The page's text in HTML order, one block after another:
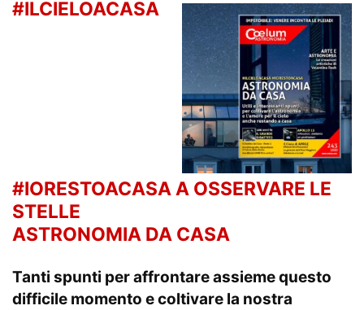
#ILCIELOACASA
#IORESTOACASA A OSSERVARE LE
STELLE
ASTRONOMIA DA CASA
Tanti spunti per affrontare assieme questo
difficile momento e coltivare la nostra